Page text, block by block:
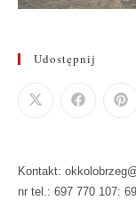
Udostępnij
Kontakt:
nr tel.: 697 770 107: